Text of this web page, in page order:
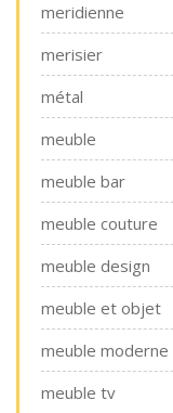
meridienne
merisier
métal
meuble
meuble bar
meuble couture
meuble design
meuble et objet
meuble moderne
meuble tv